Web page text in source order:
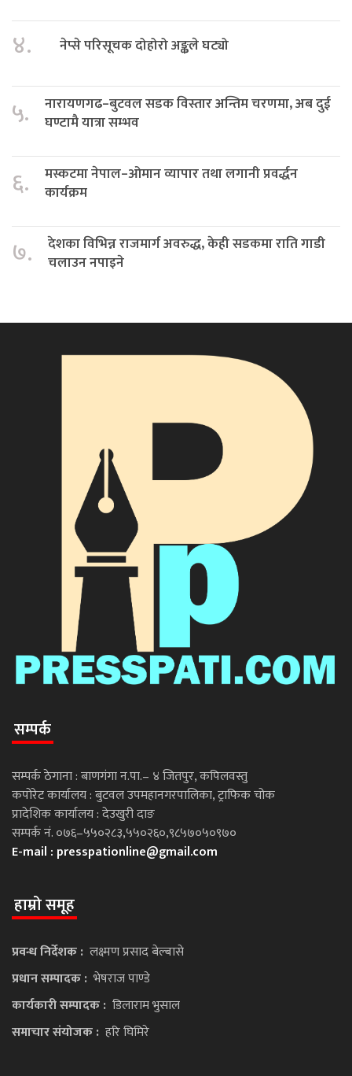
४. नेप्से परिसूचक दोहोरो अङ्कले घट्यो
५.
नारायणगढ–बुटवल सडक विस्तार अन्तिम चरणमा, अब दुई
घण्टामै यात्रा सम्भव
६.
मस्कटमा नेपाल–ओमान व्यापार तथा लगानी प्रवर्द्धन
कार्यक्रम
७.
देशका विभिन्न राजमार्ग अवरुद्ध, केही सडकमा राति गाडी
चलाउन नपाइने
सम्पर्क
सम्पर्क ठेगाना : बाणगंगा न.पा.– ४ जितपुर, कपिलवस्तु
कपोरेट कार्यालय : बुटवल उपमहानगरपालिका, ट्राफिक चोक
प्रादेशिक कार्यालय : देउखुरी दाङ
सम्पर्क नं. ०७६–५५०२८३,५५०२६०,९८५७०५०९७०
E-mail : presspationline@gmail.com
हाम्रो समूह
प्रवन्ध निर्देशक : लक्ष्मण प्रसाद बेल्बासे
प्रधान सम्पादक : भेषराज पाण्डे
कार्यकारी सम्पादक : डिलाराम भुसाल
समाचार संयोजक : हरि घिमिरे